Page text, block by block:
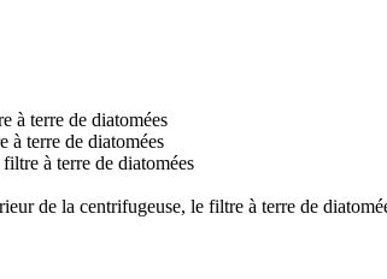
à terre de diatomées
à terre de diatomées
à terre de diatomées
de la centrifugeuse, le filtre à terre de